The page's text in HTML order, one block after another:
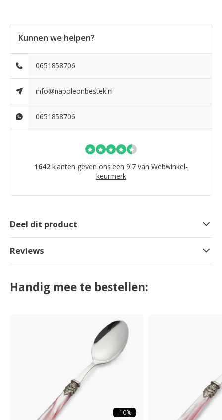
Kunnen we helpen?
0651858706
info@napoleonbestek.nl
0651858706
1642 klanten geven ons een 9.7 van Webwinkel-
keurmerk
Deel dit product
Reviews
Handig mee te bestellen:
-10%